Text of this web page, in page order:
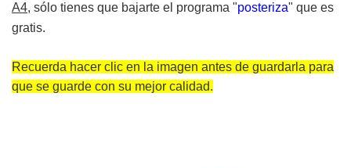
A4, sólo tienes que bajarte el programa "posteriza" que es
gratis.
Recuerda hacer clic en la imagen antes de guardarla para
que se guarde con su mejor calidad.